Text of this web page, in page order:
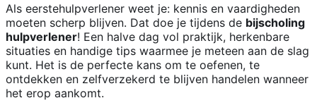
Als eerstehulpverlener weet je: kennis en vaardigheden
moeten scherp blijven. Dat doe je tijdens de bijscholing
hulpverlener! Een halve dag vol praktijk, herkenbare
situaties en handige tips waarmee je meteen aan de slag
kunt. Het is de perfecte kans om te oefenen, te
ontdekken en zelfverzekerd te blijven handelen wanneer
het erop aankomt.